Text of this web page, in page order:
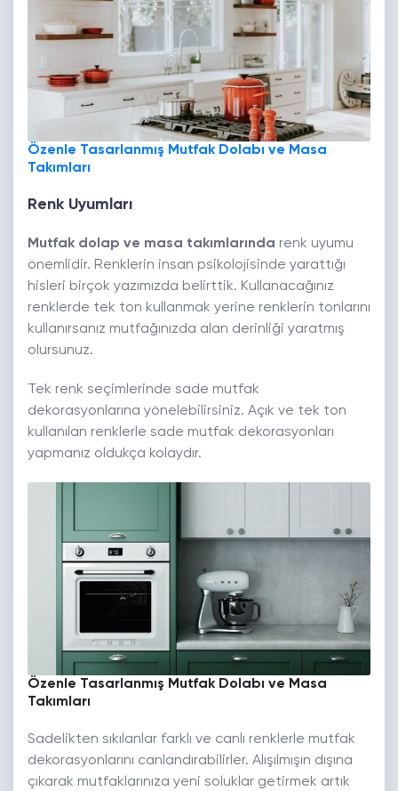
Özenle Tasarlanmış Mutfak Dolabı ve Masa
Takımları
Renk Uyumları
Mutfak dolap ve masa takımlarında renk uyumu
önemlidir. Renklerin insan psikolojisinde yarattığı
hisleri birçok yazımızda belirttik. Kullanacağınız
renklerde tek ton kullanmak yerine renklerin tonlarını
kullanırsanız mutfağınızda alan derinliği yaratmış
olursunuz.
Tek renk seçimlerinde sade mutfak
dekorasyonlarına yönelebilirsiniz. Açık ve tek ton
kullanılan renklerle sade mutfak dekorasyonları
yapmanız oldukça kolaydır.
Özenle Tasarlanmış Mutfak Dolabı ve Masa
Takımları
Sadelikten sıkılanlar farklı ve canlı renklerle mutfak
dekorasyonlarını canlandırabilirler. Alışılmışın dışına
çıkarak mutfaklarınıza yeni soluklar getirmek artık